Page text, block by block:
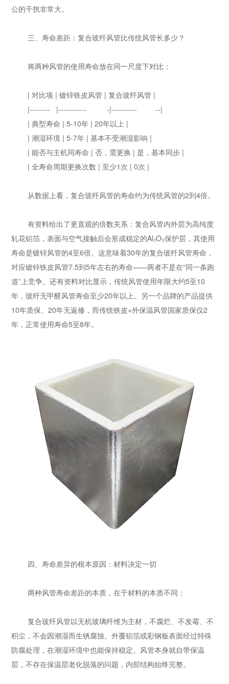
公的干扰非常大。
三、寿命差距：复合玻纤风管比传统风管长多少？
将两种风管的使用寿命放在同一尺度下对比：
| 对比项 | 镀锌铁皮风管 | 复合玻纤风管 |
|-------- |----------- -|---------- --|
| 典型寿命 | 5-10年 | 20年以上 |
| 潮湿环境 | 5-7年 | 基本不受潮湿影响 |
| 能否与主机同寿命 | 否，需更换 | 是，基本同步 |
| 全寿命周期更换次数 | 至少1次 | 0次 |
从数据上看，复合玻纤风管的寿命约为传统风管的2到4倍。
有资料给出了更直观的倍数关系：复合风管内外层为高纯度
轧花铝箔，表面与空气接触后会形成稳定的Al₂O₃保护层，其使用
寿命是镀锌风管的4至6倍。这意味着30年的复合玻纤风管寿命，
对应镀锌铁皮风管7.5到5年左右的寿命——两者不是在“同一条跑
道”上竞争。还有资料对比显示，传统风管使用年限大约5至10
年，玻纤无甲醛风管寿命至少20年以上。另一个品牌的产品提供
10年质保、20年无返修，而传统铁皮+外保温风管国家质保仅2
年，正常使用寿命5至8年。
四、寿命差异的根本原因：材料决定一切
两种风管寿命差距的本质，在于材料的本质不同：
复合玻纤风管以无机玻璃纤维为主材，不腐烂、不发霉、不
积尘，不会因潮湿而生锈腐蚀。外覆铝箔或彩钢板表面经过特殊
防腐处理，在潮湿环境中也能保持稳定。风管本身就自带保温
层，不存在保温层老化脱落的问题，内部结构始终完整。